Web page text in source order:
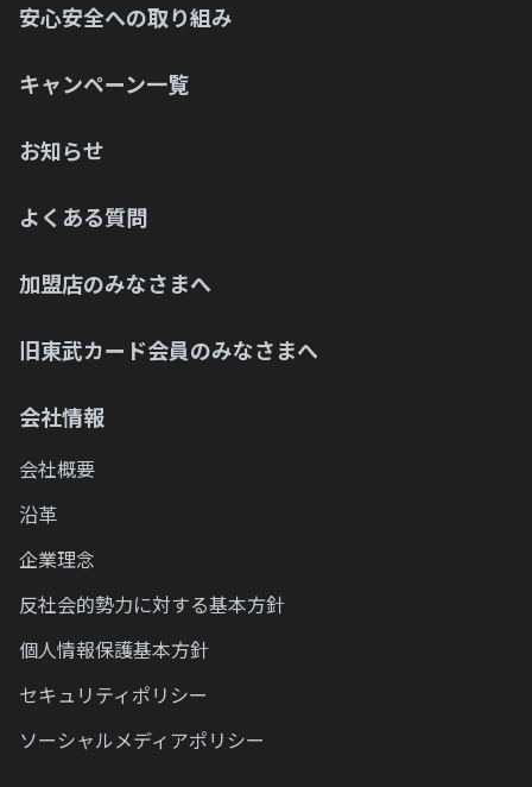
安心安全への取り組み
キャンペーン一覧
お知らせ
よくある質問
加盟店のみなさまへ
旧東武カード会員のみなさまへ
会社情報
会社概要
沿革
企業理念
反社会的勢力に対する基本方針
個人情報保護基本方針
セキュリティポリシー
ソーシャルメディアポリシー